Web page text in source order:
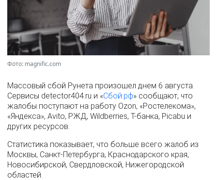
Фото: magnific.com
Массовый сбой Рунета произошел днем 6 августа.
Сервисы detector404.ru и «Сбой.рф» сообщают, что
жалобы поступают на работу Ozon, «Ростелекома»,
«Яндекса», Avito, РЖД, Wildberries, Т-банка, Picabu и
других ресурсов.
Статистика показывает, что больше всего жалоб из
Москвы, Санкт-Петербурга, Краснодарского края,
Новосибирской, Свердловской, Нижегородской
областей.